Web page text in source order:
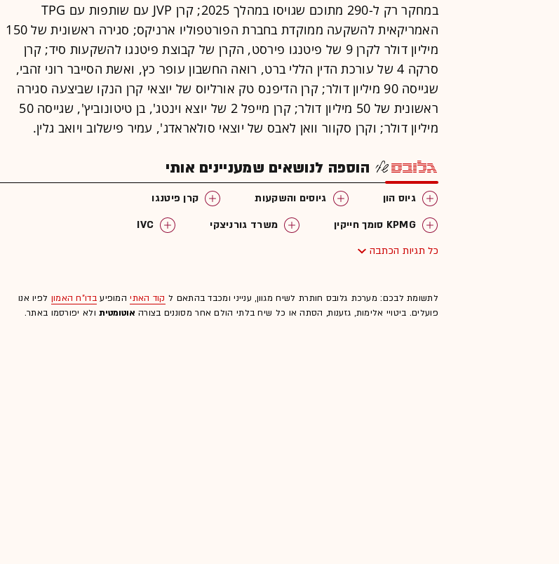
במחקר רק ל-290 מתוכם שגויסו במהלך 2025; קרן JVP עם שותפות עם TPG
האמריקאית להשקעה ממוקדת בחברת הפורטפוליו ארניקס; סגירה ראשונית של 150
מיליון דולר לקרן 9 של פיטנגו פירסט, הקרן של קבוצת פיטנגו להשקעות סיד; קרן
סרקה 4 של עורכת הדין הללי ברט, רואה החשבון עופר כץ, ואשת הסייבר רוני זהבי,
שגייסה 90 מיליון דולר; קרן הדיפנס טק אורליוס של יוצאי קרן הנקו שביצעה סגירה
ראשונית של 50 מיליון דולר; קרן מייפל 2 של יוצא וינטג', בן טיטונוביץ', שגייסה 50
מיליון דולר; וקרן סקוור וואן לאבס של יוצאי סולאראדג', עמיר פישלוב ויואב גלין.
הוספה לנושאים שמעניינים אותי
גיוס הון גיוסים והשקעות
קרן פיטנגו
KPMG סומך חייקין
משרד גורניצקי
IVC
כל תגיות הכתבה
לתשומת לבכם: מערכת גלובס חותרת לשיח מגוון, ענייני ומכבד בהתאם ל קוד האתיהמופיעבדו"ח האמון לפיו אנו
פועלים. ביטויי אלימות, גזענות, הסתה או כל שיח בלתי הולם אחר מסוננים בצורה אוטומטיתולא יפורסמו באתר.